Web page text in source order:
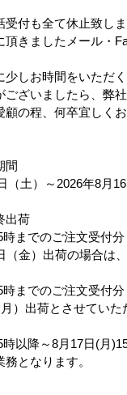
付も全て休止致しま
頂きましたメール・
少しお時間をいただ
ございましたら、弊
顧の程、何卒宜しく
間
（土）～2026年8月16
出荷
時までのご注文受付
金）出荷の場合は
時までのご注文受付分
）出荷とさせていた
以降～8月17日(月
となります。